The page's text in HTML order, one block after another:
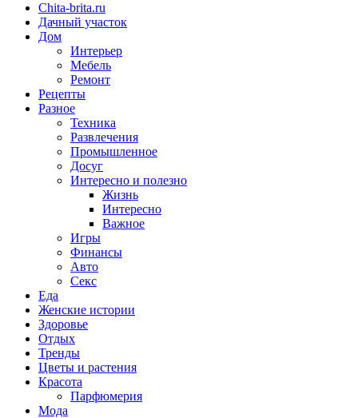
Chita-brita.ru
Дачный участок
Дом
Интерьер
Мебель
Ремонт
Рецепты
Разное
Техника
Развлечения
Промышленное
Досуг
Интересно и полезно
Жизнь
Интересно
Важное
Игры
Финансы
Авто
Секс
Еда
Женские истории
Здоровье
Отдых
Тренды
Цветы и растения
Красота
Парфюмерия
Мода